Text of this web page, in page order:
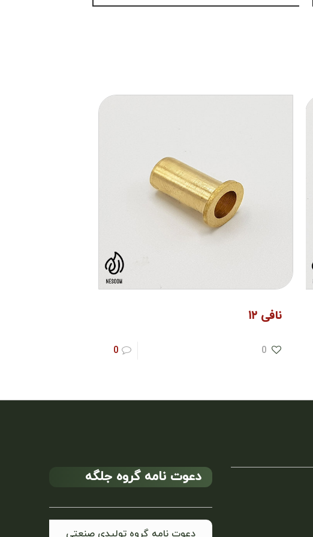
نافی ۱۲
0
0
دعوت نامه گروه جلگه
دعوت نامه گروه تولیدی صنعتی